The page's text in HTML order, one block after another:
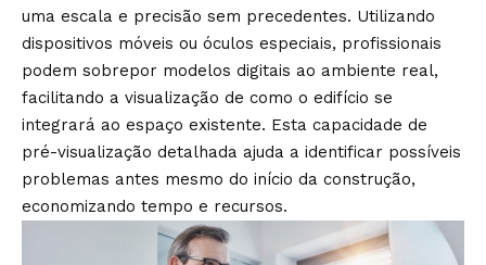
uma escala e precisão sem precedentes. Utilizando
dispositivos móveis ou óculos especiais, profissionais
podem sobrepor modelos digitais ao ambiente real,
facilitando a visualização de como o edifício se
integrará ao espaço existente. Esta capacidade de
pré-visualização detalhada ajuda a identificar possíveis
problemas antes mesmo do início da construção,
economizando tempo e recursos.